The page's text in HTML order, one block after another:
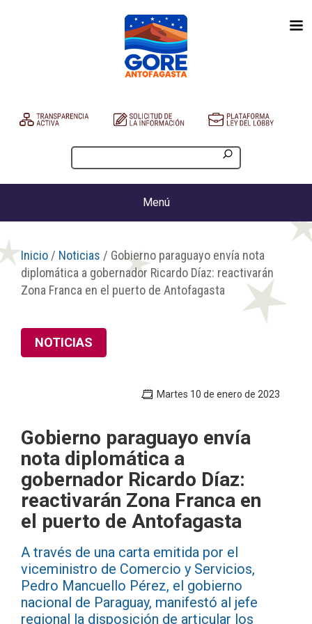
Menú
Inicio / Noticias / Gobierno paraguayo envía nota
diplomática a gobernador Ricardo Díaz: reactivarán
Zona Franca en el puerto de Antofagasta
NOTICIAS
Martes 10 de enero de 2023
Gobierno paraguayo envía
nota diplomática a
gobernador Ricardo Díaz:
reactivarán Zona Franca en
el puerto de Antofagasta
A través de una carta emitida por el
viceministro de Comercio y Servicios,
Pedro Mancuello Pérez, el gobierno
nacional de Paraguay, manifestó al jefe
regional la disposición de articular los